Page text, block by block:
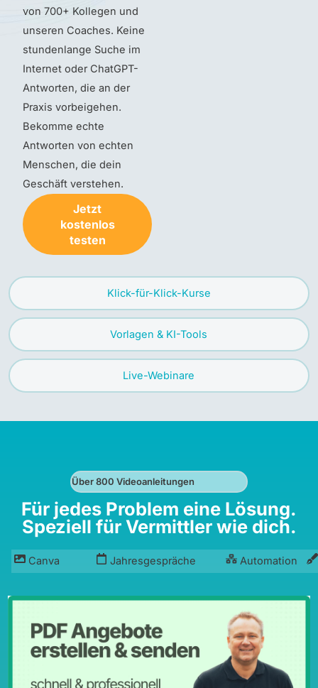
Klick-für-Klick-Kurse
Vorlagen & KI-Tools
Live-Webinare
von 700+ Kollegen und
unseren Coaches. Keine
stundenlange Suche im
Internet oder ChatGPT-
Antworten, die an der
Praxis vorbeigehen.
Bekomme echte
Antworten von echten
Menschen, die dein
Geschäft verstehen.
Jetzt
kostenlos
testen
Über 800 Videoanleitungen
Für jedes Problem eine Lösung.
Speziell für Vermittler wie dich.
Canva Jahresgespräche Automation